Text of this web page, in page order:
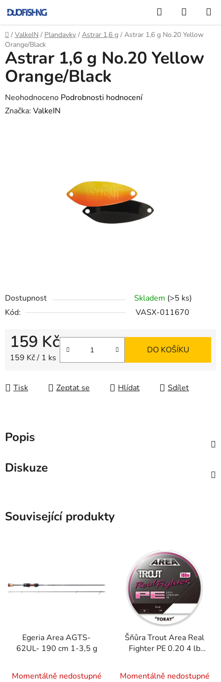
na
obsah
Hledat
KOŠÍK
Domů
/ ValkeIN / Plandavky / Astrar 1,6 g / Astrar 1,6 g No.20 Yellow
Orange/Black
Dostupnost Skladem (>5 ks)
Kód:
VASX-011670
159 Kč
Měrná cena:
159 Kč / 1 ks
DO KOŠÍKU
Tisk Zeptat se Hlídat Sdílet
Astrar 1,6 g No.20 Yellow
Orange/Black
Průměrné
hodnocení
Neohodnoceno Podrobnosti hodnocení
Značka: ValkeIN
Popis
Diskuze
Související produkty
Egeria Area AGTS-
62UL- 190 cm 1-3,5 g
Momentálně nedostupné
Šňůra Trout Area Real
Fighter PE 0.20 4 lb
Momentálně nedostupné